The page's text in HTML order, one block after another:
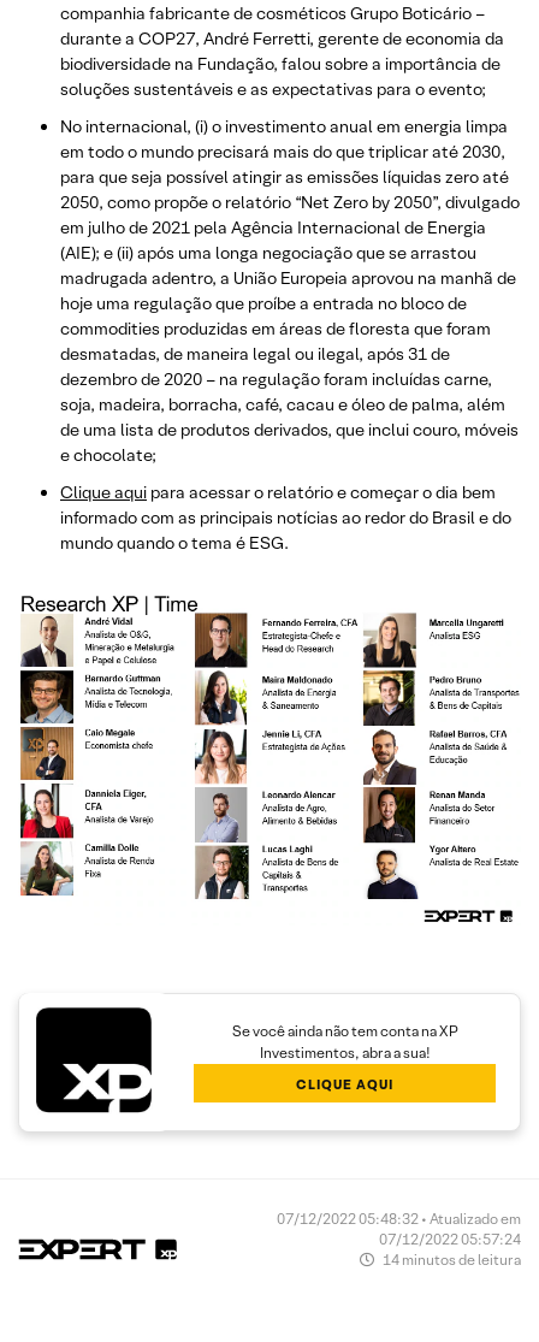
companhia fabricante de cosméticos Grupo Boticário –
durante a COP27, André Ferretti, gerente de economia da
biodiversidade na Fundação, falou sobre a importância de
soluções sustentáveis e as expectativas para o evento;
No internacional, (i) o investimento anual em energia limpa
em todo o mundo precisará mais do que triplicar até 2030,
para que seja possível atingir as emissões líquidas zero até
2050, como propõe o relatório “Net Zero by 2050”, divulgado
em julho de 2021 pela Agência Internacional de Energia
(AIE); e (ii) após uma longa negociação que se arrastou
madrugada adentro, a União Europeia aprovou na manhã de
hoje uma regulação que proíbe a entrada no bloco de
commodities produzidas em áreas de floresta que foram
desmatadas, de maneira legal ou ilegal, após 31 de
dezembro de 2020 – na regulação foram incluídas carne,
soja, madeira, borracha, café, cacau e óleo de palma, além
de uma lista de produtos derivados, que inclui couro, móveis
e chocolate;
Clique aqui para acessar o relatório e começar o dia bem
informado com as principais notícias ao redor do Brasil e do
mundo quando o tema é ESG.
Se você ainda não tem conta na XP
Investimentos, abra a sua!
CLIQUE AQUI
07/12/2022 05:48:32 • Atualizado em
07/12/2022 05:57:24
14 minutos de leitura